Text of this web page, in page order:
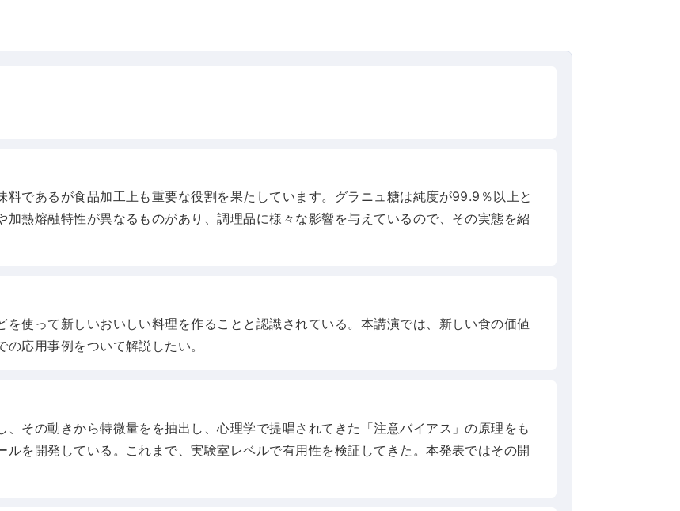
料であるが食品加工上も重要な役割を果たしています。グラニュ糖は純度が99.9％以上と
熱熔融特性が異なるものがあり、調理品に様々な影響を与えているので、その実態を紹
使って新しいおいしい料理を作ることと認識されている。本講演では、新しい食の価値
応用事例をついて解説したい。
その動きから特微量をを抽出し、心理学で提唱されてきた「注意バイアス」の原理をも
ルを開発している。これまで、実験室レベルで有用性を検証してきた。本発表ではその開